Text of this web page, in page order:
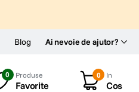
Ai nevoie de ajutor?
Blog
0 Produse
Favorite
0 In
Cos